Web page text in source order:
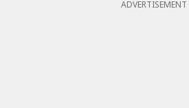
ADVERTISEMENT